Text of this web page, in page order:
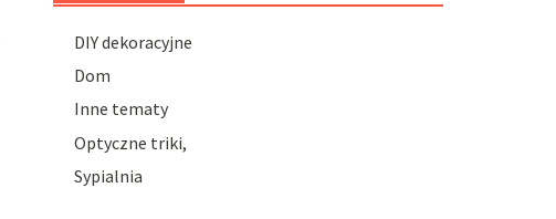
DIY dekoracyjne
Dom
Inne tematy
Optyczne triki,
Sypialnia